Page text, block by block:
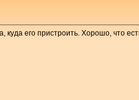
куда его пристроить. Хорошо, что